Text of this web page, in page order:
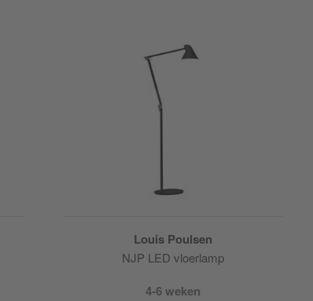
Louis Poulsen
NJP LED vloerlamp
4-6 weken